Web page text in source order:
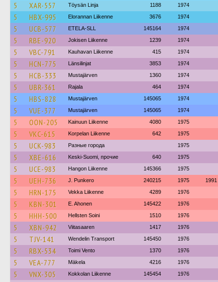
5 XAR-557 Töysän Linja 1188 1974
5 HBX-995 Elorannan Liikenne 3676 1974
5 UCB-577 ETELA-SLL 145164 1974
5 RBE-920 Jokisen Liikenne 1239 1974
5 VBC-791 Kauhavan Liikenne 415 1974
5 HCN-775 Länsilinjat 3853 1974
5 HCB-333 Mustajärven 1360 1974
5 UBR-361 Rajala 464 1974
5 HBS-828 Mustajärven 145065 1974
5 VUE-377 Mustajärven 145065 1974
5 OON-205 Kainuun Liikenne 4080 1975
5 VKC-615 Korpelan Liikenne 642 1975
5 UCK-983 Разные города 1975
5 XBE-616 Keski-Suomi, прочие 640 1975
5 UCE-983 Hangon Liikenne 145366 1975
5 UEH-736 J. Punkero 240215 1975 1991
5 HRN-175 Vekka Liikenne 4289 1976
5 KBN-301 E. Ahonen 145422 1976
5 HHH-500 Hellsten Soini 1510 1976
5 XBN-942 Viitasaaren 1417 1976
5 TJV-141 Wendelin Transport 145450 1976
5 RBX-534 Toimi Vento 1370 1976
5 VEA-777 Mäkela 4216 1976
5 VNX-305 Kokkolan Liikenne 145454 1976